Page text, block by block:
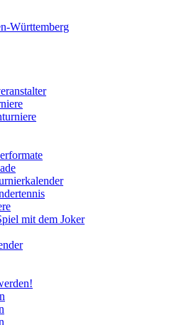
Württemberg
mit dem Joker